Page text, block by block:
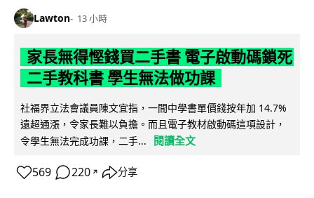
Lawton 13 小時
家長無得慳錢買二手書 電子啟動碼鎖死
二手教科書 學生無法做功課
社福界立法會議員陳文宜指，一間中學書單價錢按年加 14.7%
遠超通漲，令家長難以負擔。而且電子教材啟動碼這項設計，
令學生無法完成功課，二手...
閱讀全文
569 220 ↗ 分享